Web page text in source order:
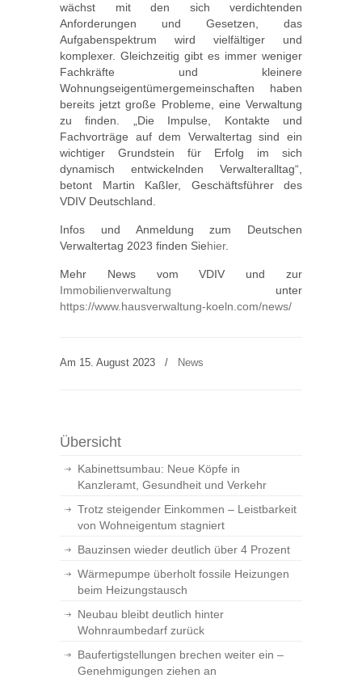
wächst mit den sich verdichtenden
Anforderungen und Gesetzen, das
Aufgabenspektrum wird vielfältiger und
komplexer. Gleichzeitig gibt es immer weniger
Fachkräfte und kleinere
Wohnungseigentümergemeinschaften haben
bereits jetzt große Probleme, eine Verwaltung
zu finden. „Die Impulse, Kontakte und
Fachvorträge auf dem Verwaltertag sind ein
wichtiger Grundstein für Erfolg im sich
dynamisch entwickelnden Verwalteralltag“,
betont Martin Kaßler, Geschäftsführer des
VDIV Deutschland.
Infos und Anmeldung zum Deutschen
Verwaltertag 2023 finden Siehier.
Mehr News vom VDIV und zur
Immobilienverwaltung unter
https://www.hausverwaltung-koeln.com/news/
Am 15. August 2023 / News
Übersicht
Kabinettsumbau: Neue Köpfe in
Kanzleramt, Gesundheit und Verkehr
Trotz steigender Einkommen – Leistbarkeit
von Wohneigentum stagniert
Bauzinsen wieder deutlich über 4 Prozent
Wärmepumpe überholt fossile Heizungen
beim Heizungstausch
Neubau bleibt deutlich hinter
Wohnraumbedarf zurück
Baufertigstellungen brechen weiter ein –
Genehmigungen ziehen an